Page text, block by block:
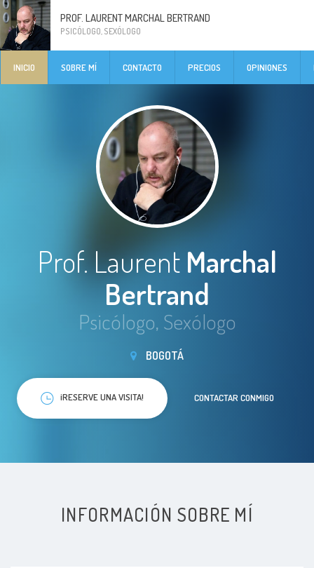
PROF. LAURENT MARCHAL BERTRAND
PSICÓLOGO, SEXÓLOGO
INICIO SOBRE MÍ CONTACTO PRECIOS OPINIONES
Prof. Laurent Marchal
Bertrand
Psicólogo, Sexólogo
BOGOTÁ
¡RESERVE UNA VISITA! CONTACTAR CONMIGO
INFORMACIÓN SOBRE MÍ